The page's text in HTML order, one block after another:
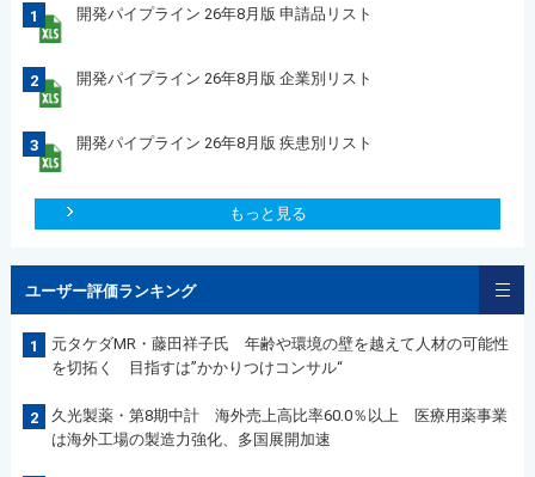
1 開発パイプライン 26年8月版 申請品リスト
2 開発パイプライン 26年8月版 企業別リスト
3 開発パイプライン 26年8月版 疾患別リスト
もっと見る
ユーザー評価ランキング
1
元タケダMR・藤田祥子氏 年齢や環境の壁を越えて人材の可能性
を切拓く 目指すは”かかりつけコンサル“
2
久光製薬・第8期中計 海外売上高比率60.0％以上 医療用薬事業
は海外工場の製造力強化、多国展開加速